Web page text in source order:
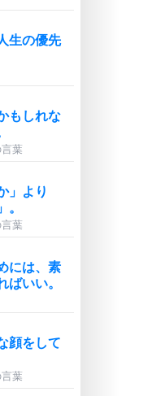
生の優先
もしれな
葉
」より
。
葉
には、素
ばいい。
顔をして
葉